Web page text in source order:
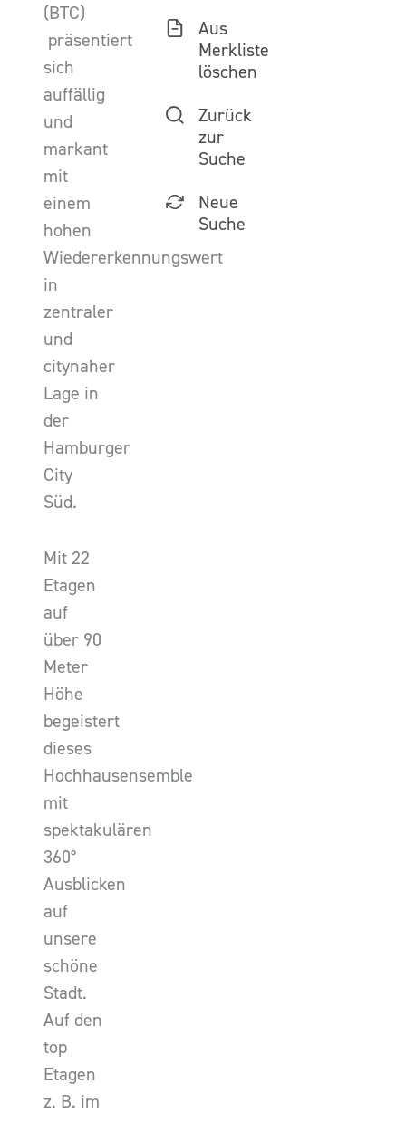
(BTC)
präsentiert
sich
auffällig
und
markant
mit
einem
hohen
Wiedererkennungswert
in
zentraler
und
citynaher
Lage in
der
Hamburger
City
Süd.
Mit 22
Etagen
auf
über 90
Meter
Höhe
begeistert
dieses
Hochhausensemble
mit
spektakulären
360°
Ausblicken
auf
unsere
schöne
Stadt.
Auf den
top
Etagen
z. B. im
Aus
Merkliste
löschen
Zurück
zur
Suche
Neue
Suche